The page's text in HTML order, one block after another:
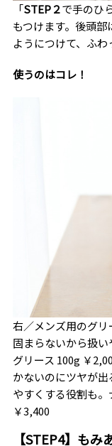
「STEP２で手のひ
もつけます。後頭
ようにつけて、ふわ
使うのはコレ！
右／メンズ用のグ
固まらないから扱
グリース 100g ￥
かないのにツヤが
やすくする役割も
￥3,400
【STEP4】もみ